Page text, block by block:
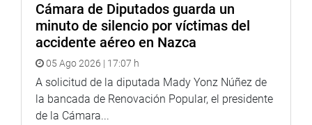
Cámara de Diputados guarda un
minuto de silencio por víctimas del
accidente aéreo en Nazca
05 Ago 2026 | 17:07 h
A solicitud de la diputada Mady Yonz Núñez de
la bancada de Renovación Popular, el presidente
de la Cámara...